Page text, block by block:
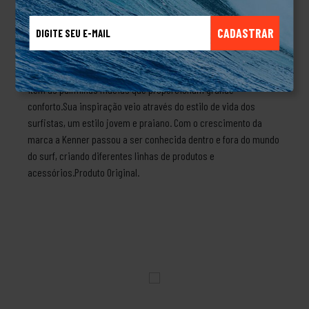
CADASTRAR
palmilha em laser- Identificadores com K vazado e "KENNER" de
metal na lateral do solado- Solado tratorado de borracha
vulcanizadaSobre a marca KennerEm 1988 Peter Simon teve a
grande ideia de criar sandálias, mas não eram quaisquer
sandálias, mas sim as mais confortáveis, tendo como principal
item as palmilhas macias que proporcionam grande
conforto.Sua inspiração veio através do estilo de vida dos
surfistas, um estilo jovem e praiano. Com o crescimento da
marca a Kenner passou a ser conhecida dentro e fora do mundo
do surf, criando diferentes linhas de produtos e
acessórios.Produto Original.